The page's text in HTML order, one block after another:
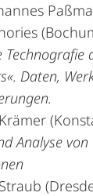
Technografie
Daten,
Analyse von